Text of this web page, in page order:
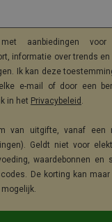
aanbiedingen voor
informatie over trends
Ik kan deze
e-mail of door een
in het Privacybeleid .
van uitgifte, vanaf een
Geldt niet voor
waardebonnen en
De korting kan maar